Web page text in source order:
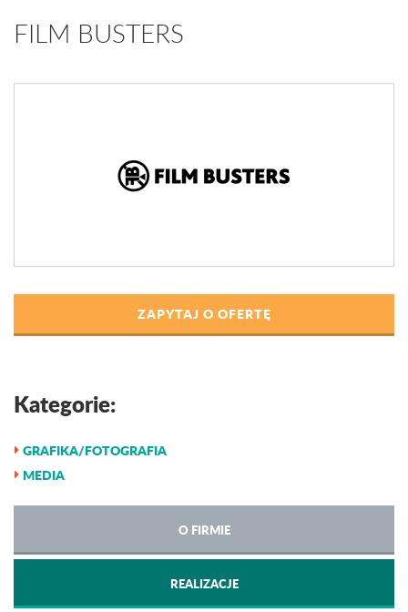
FILM BUSTERS
ZAPYTAJ O OFERTĘ
Kategorie:
GRAFIKA/FOTOGRAFIA
MEDIA
O FIRMIE
REALIZACJE